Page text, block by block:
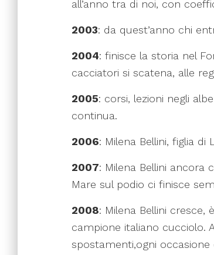
all’anno tra di noi, con
2003: da quest’anno chi
2004: finisce la storia nel
cacciatori si scatena, alle
2005: corsi, lezioni negli
continua.
2006: Milena Bellini, figlia di
2007: Milena Bellini ancora
Mare sul podio ci finisce
2008: Milena Bellini
campione italiano cucciolo.
spostamenti,ogni